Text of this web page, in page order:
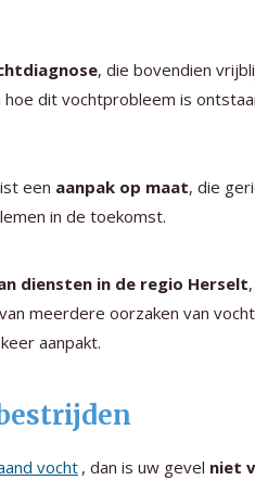
, die bovendien
dit vochtprobleem is
een aanpak op maat, die
in de toekomst.
diensten in de regio Herselt
meerdere oorzaken van
aanpakt.
vocht , dan is uw gevel niet